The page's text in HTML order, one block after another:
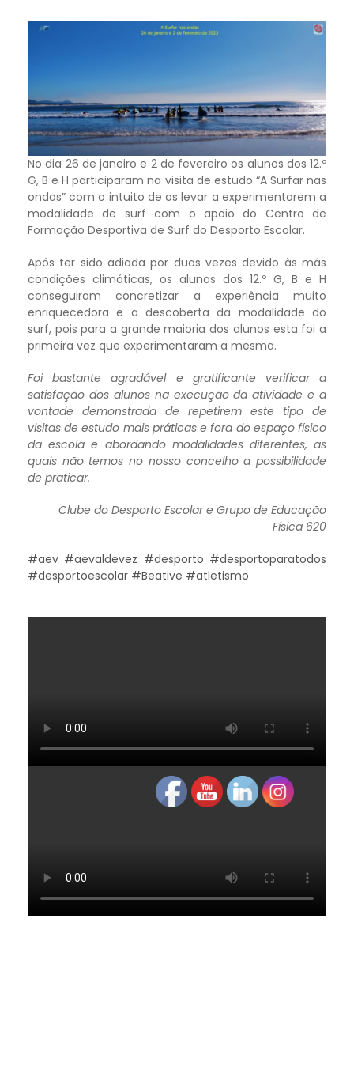
No dia 26 de janeiro e 2 de fevereiro os alunos dos 12.º
G, B e H participaram na visita de estudo “A Surfar nas
ondas” com o intuito de os levar a experimentarem a
modalidade de surf com o apoio do Centro de
Formação Desportiva de Surf do Desporto Escolar.
Após ter sido adiada por duas vezes devido às más
condições climáticas, os alunos dos 12.º G, B e H
conseguiram concretizar a experiência muito
enriquecedora e a descoberta da modalidade do
surf, pois para a grande maioria dos alunos esta foi a
primeira vez que experimentaram a mesma.
Foi bastante agradável e gratificante verificar a
satisfação dos alunos na execução da atividade e a
vontade demonstrada de repetirem este tipo de
visitas de estudo mais práticas e fora do espaço físico
da escola e abordando modalidades diferentes, as
quais não temos no nosso concelho a possibilidade
de praticar.
Clube do Desporto Escolar e Grupo de Educação
Física 620
#aev #aevaldevez #desporto #desportoparatodos
#desportoescolar #Beative #atletismo